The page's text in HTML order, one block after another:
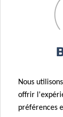
Nous
offrir
préférences